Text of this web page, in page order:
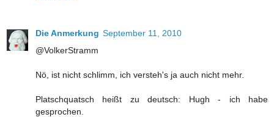
Die Anmerkung September 11, 2010
@VolkerStramm
Nö, ist nicht schlimm, ich versteh's ja auch nicht mehr.
Platschquatsch heißt zu deutsch: Hugh - ich habe
gesprochen.